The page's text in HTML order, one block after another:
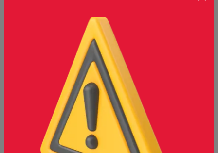
Presentaciones disponibles
*Selecciona una presentación para